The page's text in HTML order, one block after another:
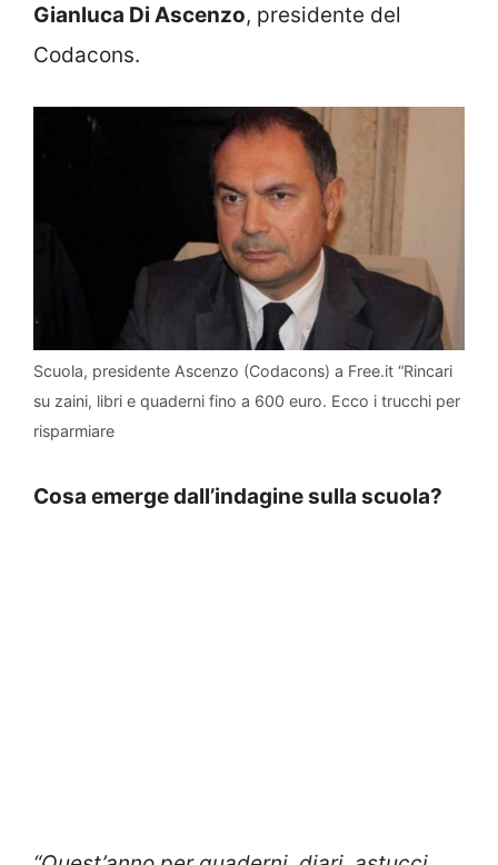
Gianluca Di Ascenzo, presidente del
Codacons.
Scuola, presidente Ascenzo (Codacons) a Free.it “Rincari
su zaini, libri e quaderni fino a 600 euro. Ecco i trucchi per
risparmiare
Cosa emerge dall’indagine sulla scuola?